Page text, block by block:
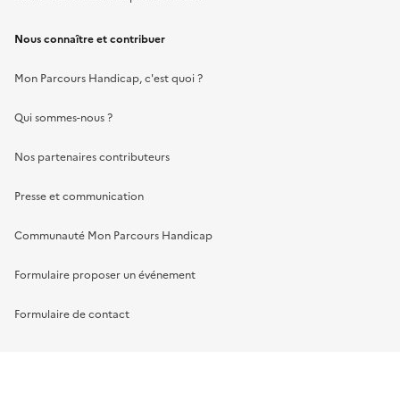
Nous connaître et contribuer
Mon Parcours Handicap, c'est quoi ?
Qui sommes-nous ?
Nos partenaires contributeurs
Presse et communication
Communauté Mon Parcours Handicap
Formulaire proposer un événement
Formulaire de contact